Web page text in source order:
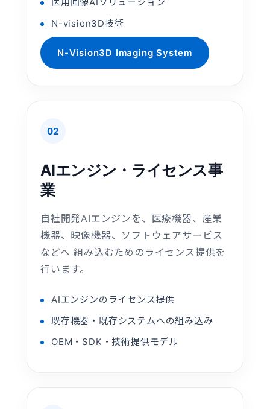
N-vision3D技術
N-Vision3D Imaging System
02
AIエンジン・ライセンス事
業
自社開発AIエンジンを、医療機器、産業
機器、映像機器、ソフトウェアサービス
などへ 組み込むためのライセンス提供を
行います。
AIエンジンのライセンス提供
既存機器・既存システムへの組み込み
OEM・SDK・技術提供モデル